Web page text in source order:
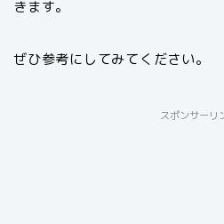
きます。
ぜひ参考にしてみてください。
スポンサーリ